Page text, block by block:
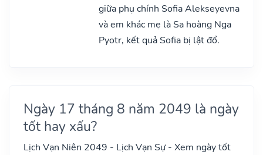
giữa phụ chính Sofia Alekseyevna
và em khác mẹ là Sa hoàng Nga
Pyotr, kết quả Sofia bị lật đổ.
Ngày 17 tháng 8 năm 2049 là ngày
tốt hay xấu?
Lịch Vạn Niên 2049 - Lịch Vạn Sự - Xem ngày tốt